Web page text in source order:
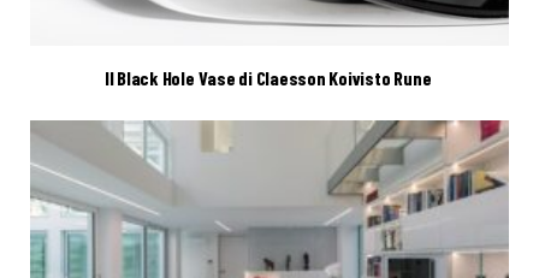
Il Black Hole Vase di Claesson Koivisto Rune